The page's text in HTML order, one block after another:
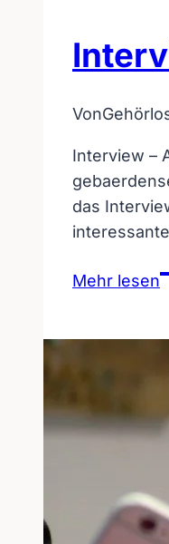
Von
Interview –
das
Mehr lesen